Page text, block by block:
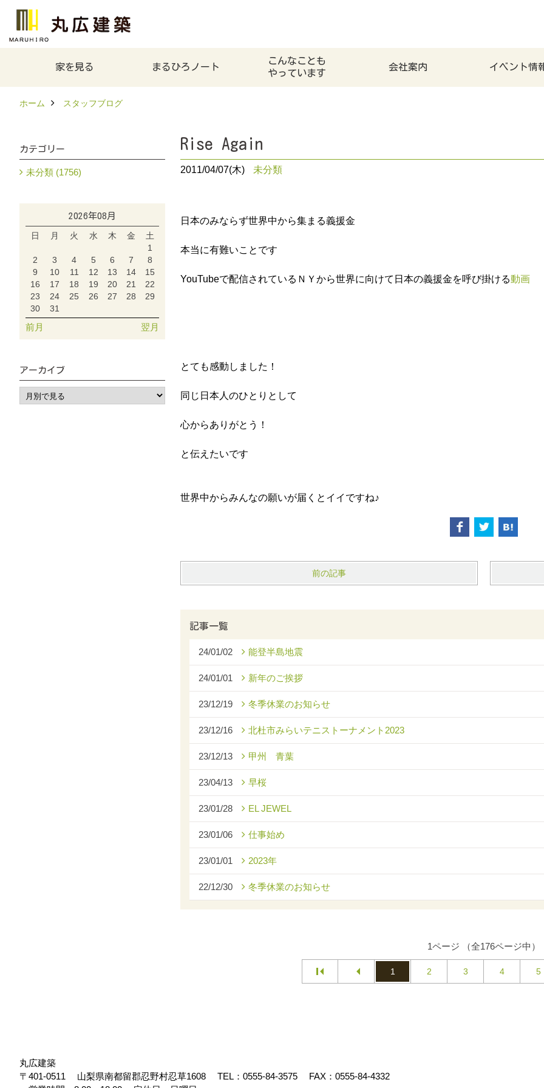
家を見る まるひろノート
こんなことも
やっています
会社案内 イベント情
ホーム スタッフブログ
Rise Again
2011/04/07(木) 未分類
日本のみならず世界中から集まる義援金
本当に有難いことです
YouTubeで配信されているＮＹから世界に向けて日本の義援金を呼び掛ける動画
とても感動しました！
同じ日本人のひとりとして
心からありがとう！
と伝えたいです
世界中からみんなの願いが届くとイイですね♪
前の記事
記事一覧
24/01/02 能登半島地震
24/01/01 新年のご挨拶
23/12/19 冬季休業のお知らせ
23/12/16 北杜市みらいテニストーナメント2023
23/12/13 甲州 青葉
23/04/13 早桜
23/01/28 EL JEWEL
23/01/06 仕事始め
23/01/01 2023年
22/12/30 冬季休業のお知らせ
1ページ （全176ページ中）
1 2 3 4 5
カテゴリー
未分類 (1756)
2026年08月
日 月 火 水 木 金
土
1
2
3 4 5 6 7
8
9
10 11 12 13 14
15
16
17 18 19 20 21
22
23
24 25 26 27 28
29
30
31
前月 翌月
アーカイブ
丸広建築
〒401-0511
山梨県南都留郡忍野村忍草1608 TEL： 0555-84-3575
FAX：0555-84-4332